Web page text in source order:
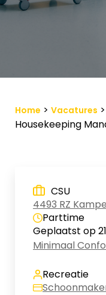
Home > Vacatures >
Housekeeping
CSU
4493 RZ
Parttime
Geplaatst op
Minimaal
Recreatie
Werkgevers
Bewaarde